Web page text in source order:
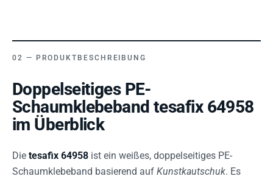
PRODUKTBESCHREIBUNG
Doppelseitiges PE-
Schaumklebeband tesafix 64958
im Überblick
Die tesafix 64958 ist ein weißes, doppelseitiges PE-
Schaumklebeband basierend auf Kunstkautschuk. Es